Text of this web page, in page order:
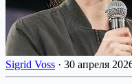
Sigrid Voss · 30 апреля